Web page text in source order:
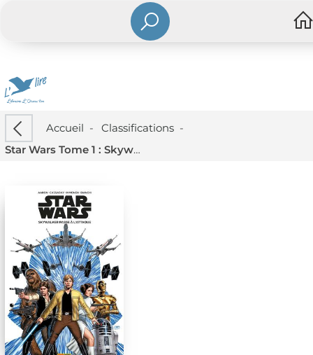
Accueil - Classifications-
Star Wars Tome 1 : Skywalker Passe A L'attaque